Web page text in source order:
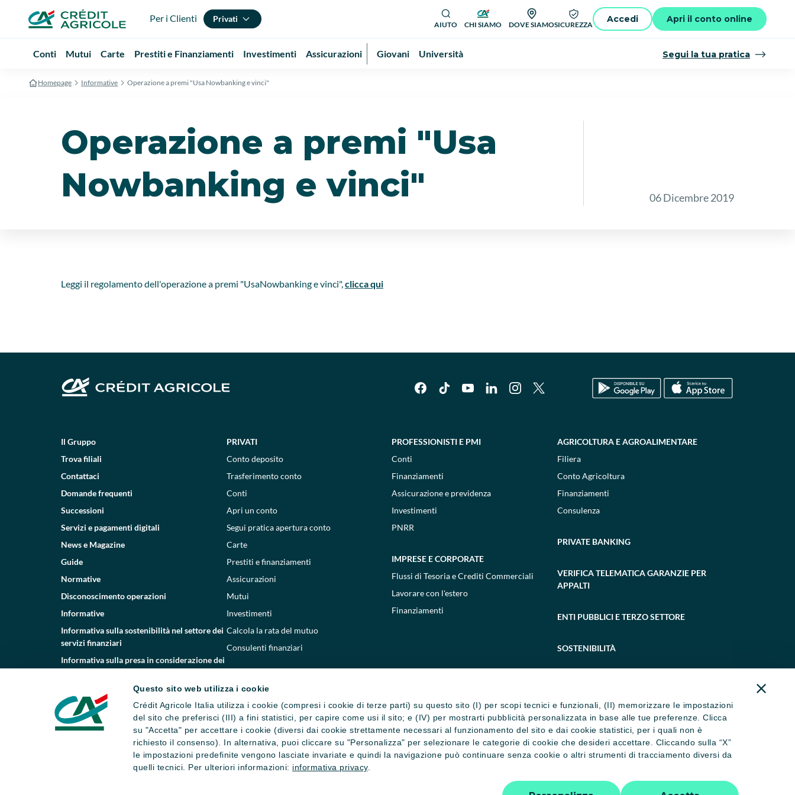
Questo sito web utilizza i cookie
Crédit Agricole Italia utilizza i cookie (compresi i cookie di terze parti) su questo sito (I) per scopi tecnici e funzionali, (II) memorizzare le impostazioni
del sito che preferisci (III) a fini statistici, per capire come usi il sito; e (IV) per mostrarti pubblicità personalizzata in base alle tue preferenze. Clicca
su "Accetta" per accettare i cookie (diversi dai cookie strettamente necessari al funzionamento del sito e dai cookie statistici, per i quali non è
richiesto il consenso). In alternativa, puoi cliccare su "Personalizza" per selezionare le categorie di cookie che desideri accettare. Cliccando sulla “X”
le impostazioni predefinite vengono lasciate invariate e quindi la navigazione può continuare senza cookie o altri strumenti di tracciamento diversi da
quelli tecnici. Per ulteriori informazioni: informativa privacy.
Per i Clienti Privati
AIUTO CHI SIAMO DOVE SIAMOSICUREZZA
Accedi Apri il conto online
Conti Mutui Carte Prestiti e Finanziamenti Investimenti Assicurazioni Giovani Università Segui la tua pratica
Homepage Informative Operazione a premi "Usa Nowbanking e vinci"
Operazione a premi "Usa
Nowbanking e vinci"
06 Dicembre 2019
Leggi il regolamento dell'operazione a premi "UsaNowbanking e vinci",clicca qui
Il Gruppo
Trova filiali
Contattaci
Domande frequenti
Successioni
Servizi e pagamenti digitali
News e Magazine
Guide
Normative
Disconoscimento operazioni
Informative
Informativa sulla sostenibilità nel settore dei
servizi finanziari
Informativa sulla presa in considerazione dei
Whistleblowing
PRIVATI
Conto deposito
Trasferimento conto
Conti
Apri un conto
Segui pratica apertura conto
Carte
Prestiti e finanziamenti
Assicurazioni
Mutui
Investimenti
Calcola la rata del mutuo
Consulenti finanziari
PROFESSIONISTI E PMI
Conti
Finanziamenti
Assicurazione e previdenza
Investimenti
PNRR
IMPRESE E CORPORATE
Flussi di Tesoria e Crediti Commerciali
Lavorare con l'estero
Finanziamenti
AGRICOLTURA E AGROALIMENTARE
Filiera
Conto Agricoltura
Finanziamenti
Consulenza
PRIVATE BANKING
VERIFICA TELEMATICA GARANZIE PER
APPALTI
ENTI PUBBLICI E TERZO SETTORE
SOSTENIBILITÀ
Dati societari Note legaliImpostazione cookiePrivacy e cookie policy